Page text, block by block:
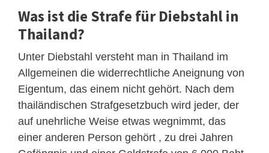
Was ist die Strafe für Diebstahl in
Thailand?
Unter Diebstahl versteht man in Thailand im
Allgemeinen die widerrechtliche Aneignung von
Eigentum, das einem nicht gehört. Nach dem
thailändischen Strafgesetzbuch wird jeder, der
auf unehrliche Weise etwas wegnimmt, das
einer anderen Person gehört , zu drei Jahren